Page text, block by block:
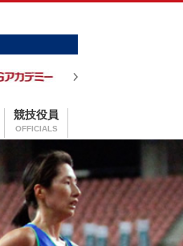
競技役員
OFFICIALS